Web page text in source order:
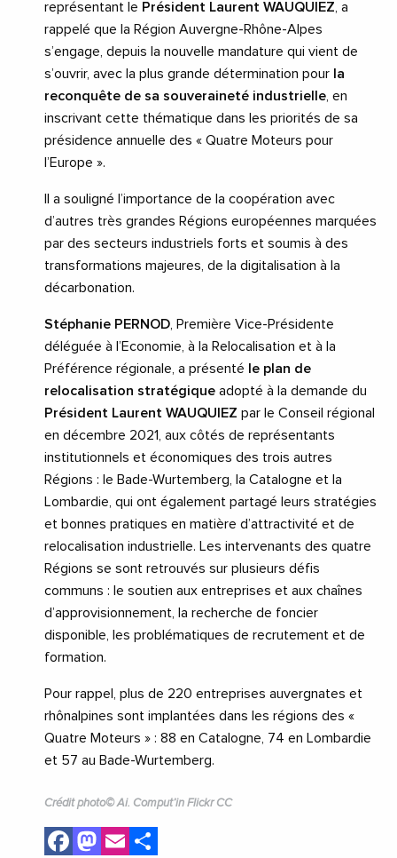
représentant le Président Laurent WAUQUIEZ, a
rappelé que la Région Auvergne-Rhône-Alpes
s’engage, depuis la nouvelle mandature qui vient de
s’ouvrir, avec la plus grande détermination pour la
reconquête de sa souveraineté industrielle, en
inscrivant cette thématique dans les priorités de sa
présidence annuelle des « Quatre Moteurs pour
l’Europe ».
Il a souligné l’importance de la coopération avec
d’autres très grandes Régions européennes marquées
par des secteurs industriels forts et soumis à des
transformations majeures, de la digitalisation à la
décarbonation.
Stéphanie PERNOD, Première Vice-Présidente
déléguée à l’Economie, à la Relocalisation et à la
Préférence régionale, a présenté
le plan de
relocalisation stratégique adopté à la demande du
Président Laurent WAUQUIEZ par le Conseil régional
en décembre 2021, aux côtés de représentants
institutionnels et économiques des trois autres
Régions : le Bade-Wurtemberg, la Catalogne et la
Lombardie, qui ont également partagé leurs stratégies
et bonnes pratiques en matière d’attractivité et de
relocalisation industrielle. Les intervenants des quatre
Régions se sont retrouvés sur plusieurs défis
communs : le soutien aux entreprises et aux chaînes
d’approvisionnement, la recherche de foncier
disponible, les problématiques de recrutement et de
formation.
Pour rappel, plus de 220 entreprises auvergnates et
rhônalpines sont implantées dans les régions des «
Quatre Moteurs » : 88 en Catalogne, 74 en Lombardie
et 57 au Bade-Wurtemberg.
Crédit photo© Ai. Comput’in Flickr CC
Facebook
Mastodon
Email